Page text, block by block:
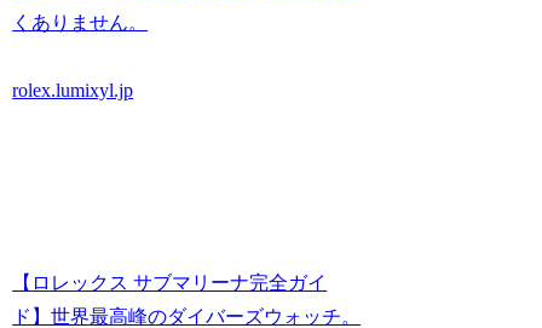
くありません。
rolex.lumixyl.jp
【ロレックス サブマリーナ完全ガイ
ド】世界最高峰のダイバーズウォッチ。